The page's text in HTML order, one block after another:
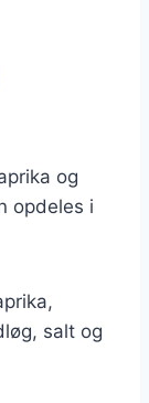
og
opdeles i
salt og